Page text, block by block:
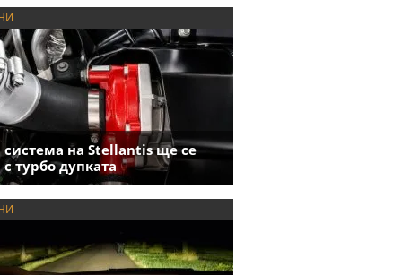
система на Stellantis ще се
турбо дупката